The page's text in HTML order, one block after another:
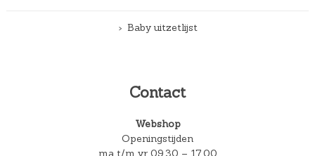
Baby uitzetlijst
Contact
Webshop
Openingstijden
ma t/m vr 09.30 – 17.00